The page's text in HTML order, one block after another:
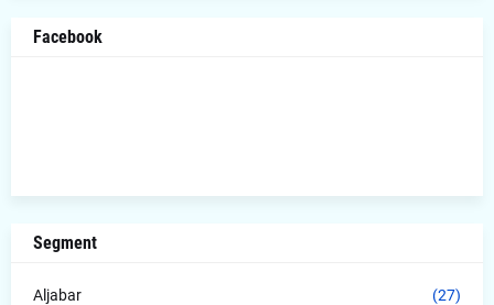
Facebook
Segment
Aljabar (27)